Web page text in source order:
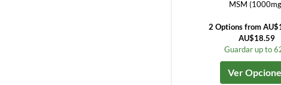
MSM
2 Options from
AU$18.59
Guardar up to
Ver